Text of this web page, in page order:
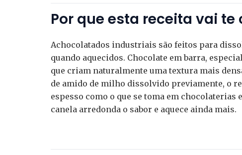
Por que esta receita vai
Achocolatados industriais são feitos para
quando aquecidos. Chocolate em barra,
que criam naturalmente uma textura mais
de amido de milho dissolvido previamente, o
espesso como o que se toma em
canela arredonda o sabor e aquece ainda mais.